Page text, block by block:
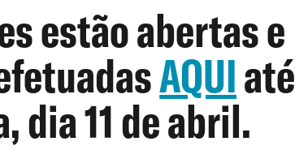
estão abertas e
AQUIaté
dia 11 de abril.